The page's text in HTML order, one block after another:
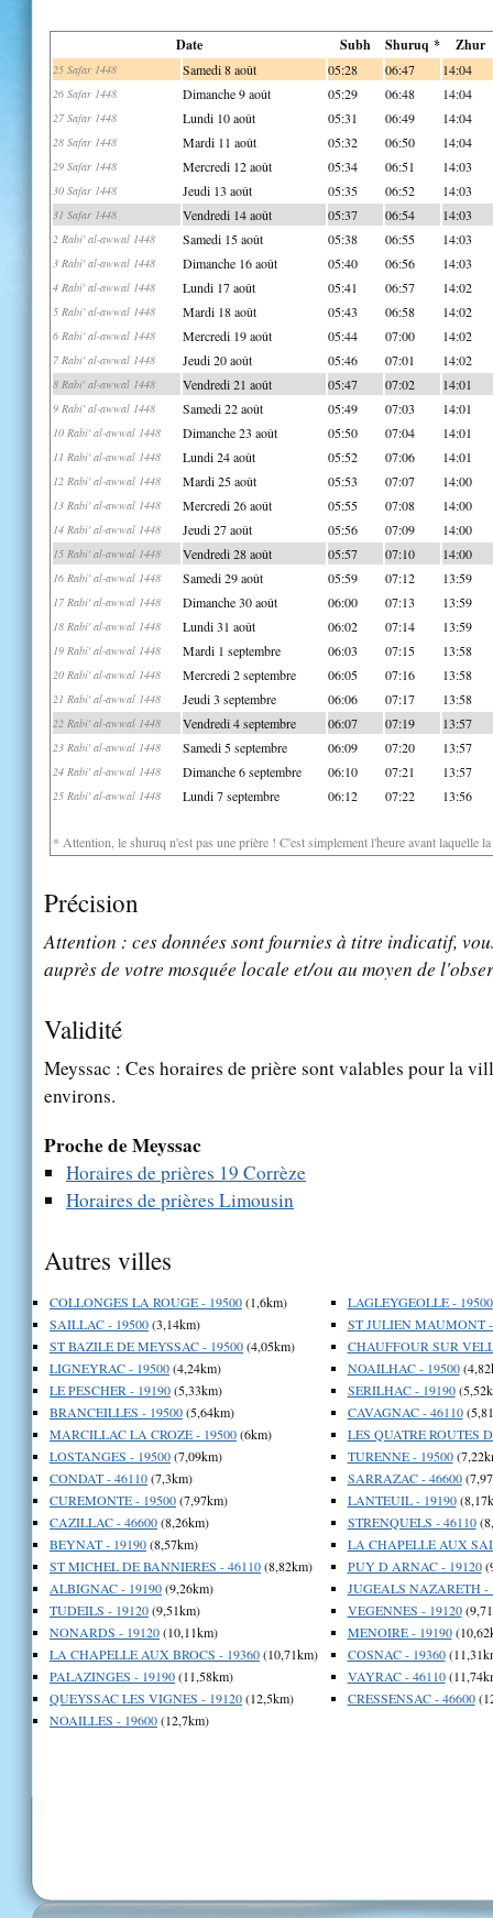
Date Subh Shuruq * Zhur
25 Safar 1448 Samedi 8 août 05:28 06:47 14:04
26 Safar 1448 Dimanche 9 août 05:29 06:48 14:04
27 Safar 1448 Lundi 10 août 05:31 06:49 14:04
28 Safar 1448 Mardi 11 août 05:32 06:50 14:04
29 Safar 1448 Mercredi 12 août 05:34 06:51 14:03
30 Safar 1448 Jeudi 13 août 05:35 06:52 14:03
31 Safar 1448 Vendredi 14 août 05:37 06:54 14:03
2 Rabi' al-awwal 1448 Samedi 15 août 05:38 06:55 14:03
3 Rabi' al-awwal 1448 Dimanche 16 août 05:40 06:56 14:03
4 Rabi' al-awwal 1448 Lundi 17 août 05:41 06:57 14:02
5 Rabi' al-awwal 1448 Mardi 18 août 05:43 06:58 14:02
6 Rabi' al-awwal 1448 Mercredi 19 août 05:44 07:00 14:02
7 Rabi' al-awwal 1448 Jeudi 20 août 05:46 07:01 14:02
8 Rabi' al-awwal 1448 Vendredi 21 août 05:47 07:02 14:01
9 Rabi' al-awwal 1448 Samedi 22 août 05:49 07:03 14:01
10 Rabi' al-awwal 1448 Dimanche 23 août 05:50 07:04 14:01
11 Rabi' al-awwal 1448 Lundi 24 août 05:52 07:06 14:01
12 Rabi' al-awwal 1448 Mardi 25 août 05:53 07:07 14:00
13 Rabi' al-awwal 1448 Mercredi 26 août 05:55 07:08 14:00
14 Rabi' al-awwal 1448 Jeudi 27 août 05:56 07:09 14:00
15 Rabi' al-awwal 1448 Vendredi 28 août 05:57 07:10 14:00
16 Rabi' al-awwal 1448 Samedi 29 août 05:59 07:12 13:59
17 Rabi' al-awwal 1448 Dimanche 30 août 06:00 07:13 13:59
18 Rabi' al-awwal 1448 Lundi 31 août 06:02 07:14 13:59
19 Rabi' al-awwal 1448 Mardi 1 septembre 06:03 07:15 13:58
20 Rabi' al-awwal 1448 Mercredi 2 septembre 06:05 07:16 13:58
21 Rabi' al-awwal 1448 Jeudi 3 septembre 06:06 07:17 13:58
22 Rabi' al-awwal 1448 Vendredi 4 septembre 06:07 07:19 13:57
23 Rabi' al-awwal 1448 Samedi 5 septembre 06:09 07:20 13:57
24 Rabi' al-awwal 1448 Dimanche 6 septembre 06:10 07:21 13:57
25 Rabi' al-awwal 1448 Lundi 7 septembre 06:12 07:22 13:56
* Attention, le shuruq n'est pas une prière ! C'est simplement l'heure avant laquelle
Précision
Attention : ces données sont fournies à titre indicatif,
auprès de votre mosquée locale et/ou au moyen de
Validité
Meyssac : Ces horaires de prière sont valables pour la
environs.
Proche de Meyssac
Horaires de prières 19 Corrèze
Horaires de prières Limousin
Autres villes
COLLONGES LA ROUGE - 19500(1,6km)
SAILLAC - 19500(3,14km)
ST BAZILE DE MEYSSAC - 19500(4,05km)
LIGNEYRAC - 19500(4,24km)
LE PESCHER - 19190(5,33km)
BRANCEILLES - 19500(5,64km)
MARCILLAC LA CROZE - 19500(6km)
LOSTANGES - 19500(7,09km)
CONDAT - 46110(7,3km)
CUREMONTE - 19500(7,97km)
CAZILLAC - 46600(8,26km)
BEYNAT - 19190(8,57km)
ST MICHEL DE BANNIERES - 46110(8,82km)
ALBIGNAC - 19190(9,26km)
TUDEILS - 19120(9,51km)
NONARDS - 19120(10,11km)
LA CHAPELLE AUX BROCS - 19360(10,71km)
PALAZINGES - 19190(11,58km)
QUEYSSAC LES VIGNES - 19120(12,5km)
NOAILLES - 19600(12,7km)
LAGLEYGEOLLE - 19500
ST JULIEN MAUMONT -
CHAUFFOUR SUR
NOAILHAC - 19500
SERILHAC - 19190
CAVAGNAC - 46110
LES QUATRE ROUTES
TURENNE - 19500
SARRAZAC - 46600
LANTEUIL - 19190
STRENQUELS - 46110
LA CHAPELLE AUX
PUY D ARNAC - 19120
JUGEALS NAZARETH -
VEGENNES - 19120
MENOIRE - 19190
COSNAC - 19360
VAYRAC - 46110
CRESSENSAC - 46600